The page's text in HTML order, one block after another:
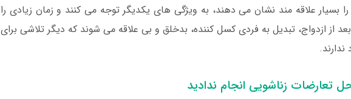
را بسیار علاقه مند نشان می دهند، به ویژگی های یکدیگر توجه می کنند و زمان زیادی را
از ازدواج، تبدیل به فردی کسل کننده، بدخلق و بی علاقه می شوند که دیگر تلاشی برای
تعارضات زناشویی انجام ندادید